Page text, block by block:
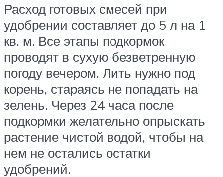
Расход готовых смесей при
удобрении составляет до 5 л на 1
кв. м. Все этапы подкормок
проводят в сухую безветренную
погоду вечером. Лить нужно под
корень, стараясь не попадать на
зелень. Через 24 часа после
подкормки желательно опрыскать
растение чистой водой, чтобы на
нем не остались остатки
удобрений.